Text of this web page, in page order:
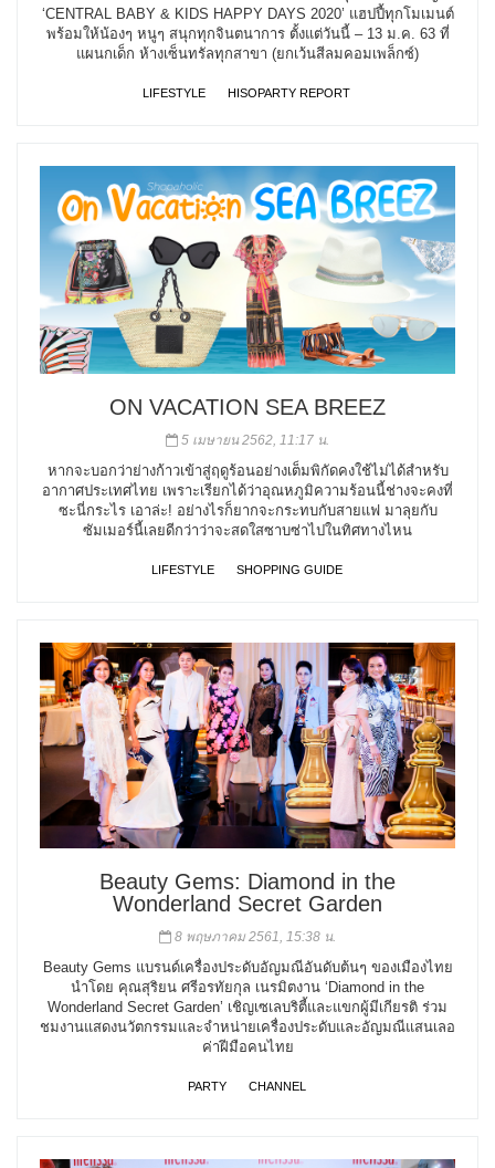
‘CENTRAL BABY & KIDS HAPPY DAYS 2020’ แฮปปี้ทุกโมเมนต์
พร้อมให้น้องๆ หนูๆ สนุกทุกจินตนาการ ตั้งแต่วันนี้ – 13 ม.ค. 63 ที่
แผนกเด็ก ห้างเซ็นทรัลทุกสาขา (ยกเว้นสีลมคอมเพล็กซ์)
LIFESTYLE HISOPARTY REPORT
ON VACATION SEA BREEZ
5 เมษายน 2562, 11:17 น.
หากจะบอกว่าย่างก้าวเข้าสู่ฤดูร้อนอย่างเต็มพิกัดคงใช้ไม่ได้สำหรับ
อากาศประเทศไทย เพราะเรียกได้ว่าอุณหภูมิความร้อนนี้ช่างจะคงที่
ซะนี่กระไร เอาล่ะ! อย่างไรก็ยากจะกระทบกับสายแฟ มาลุยกับ
ซัมเมอร์นี้เลยดีกว่าว่าจะสดใสซาบซ่าไปในทิศทางไหน
LIFESTYLE SHOPPING GUIDE
Beauty Gems: Diamond in the
Wonderland Secret Garden
8 พฤษภาคม 2561, 15:38 น.
Beauty Gems แบรนด์เครื่องประดับอัญมณีอันดับต้นๆ ของเมืองไทย
นำโดย คุณสุริยน ศรีอรทัยกุล เนรมิตงาน ‘Diamond in the
Wonderland Secret Garden’ เชิญเซเลบริตี้และแขกผู้มีเกียรติ ร่วม
ชมงานแสดงนวัตกรรมและจำหน่ายเครื่องประดับและอัญมณีแสนเลอ
ค่าฝีมือคนไทย
PARTY CHANNEL